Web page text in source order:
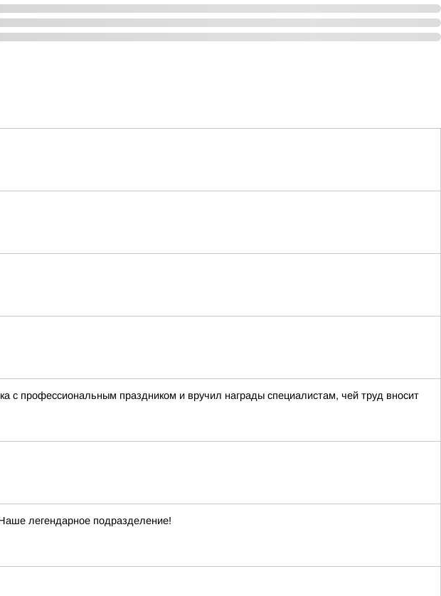
с профессиональным праздником и вручил награды специалистам, чей труд вносит
легендарное подразделение!